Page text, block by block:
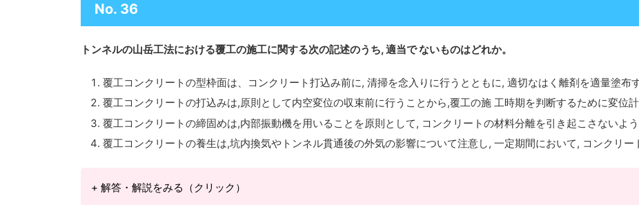
No. 36
トンネルの山岳工法における覆工の施工に関する次の記述のうち, 適当で ないものはどれか。
覆工コンクリートの型枠面は、コンクリート打込み前に, 清掃を念入りに行うとともに, 適切なはく離剤を適量塗布
覆工コンクリートの打込みは,原則として内空変位の収束前に行うことから,覆工の施 工時期を判断するために変位
覆工コンクリートの締固めは,内部振動機を用いることを原則として, コンクリートの材料分離を引き起こさないよ
覆工コンクリートの養生は,坑内換気やトンネル貫通後の外気の影響について注意し, 一定期間において, コンクリー
+ 解答・解説をみる（クリック）